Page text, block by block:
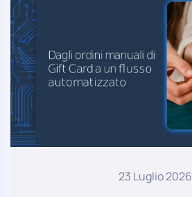
23 Luglio 2026